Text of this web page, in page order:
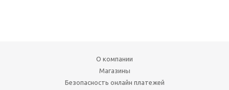
О компании
Магазины
Безопасность онлайн платежей